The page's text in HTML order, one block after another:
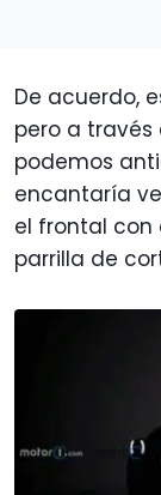
De acuerdo,
pero a través
podemos
encantaría
el frontal con
parrilla de